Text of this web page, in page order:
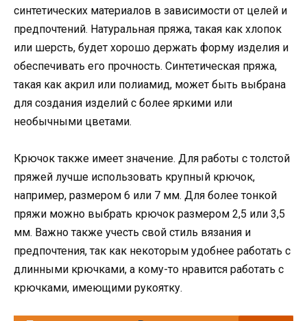
синтетических материалов в зависимости от целей и
предпочтений. Натуральная пряжа, такая как хлопок
или шерсть, будет хорошо держать форму изделия и
обеспечивать его прочность. Синтетическая пряжа,
такая как акрил или полиамид, может быть выбрана
для создания изделий с более яркими или
необычными цветами.
Крючок также имеет значение. Для работы с толстой
пряжей лучше использовать крупный крючок,
например, размером 6 или 7 мм. Для более тонкой
пряжи можно выбрать крючок размером 2,5 или 3,5
мм. Важно также учесть свой стиль вязания и
предпочтения, так как некоторым удобнее работать с
длинными крючками, а кому-то нравится работать с
крючками, имеющими рукоятку.